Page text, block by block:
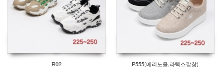
R02 P555(메리노울,라텍스깔창)